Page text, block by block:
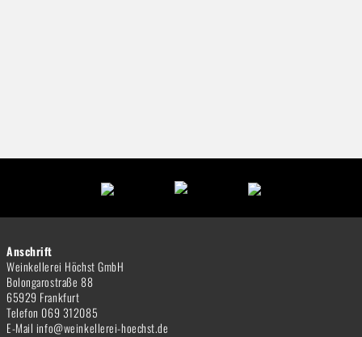
Anschrift
Weinkellerei Höchst GmbH
Bolongarostraße 88
65929 Frankfurt
Telefon 069 312085
E-Mail info@weinkellerei-hoechst.de